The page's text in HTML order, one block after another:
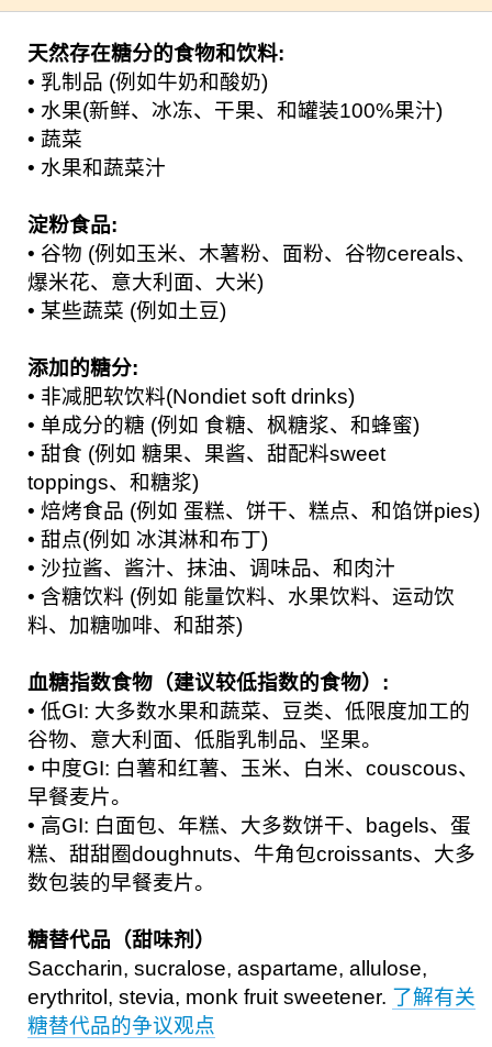
天然存在糖分的食物和饮料:
• 乳制品 (例如牛奶和酸奶)
• 水果(新鲜、冰冻、干果、和罐装100%果汁)
• 蔬菜
• 水果和蔬菜汁
淀粉食品:
• 谷物 (例如玉米、木薯粉、面粉、谷物cereals、
爆米花、意大利面、大米)
• 某些蔬菜 (例如土豆)
添加的糖分:
• 非减肥软饮料(Nondiet soft drinks)
• 单成分的糖 (例如 食糖、枫糖浆、和蜂蜜)
• 甜食 (例如 糖果、果酱、甜配料sweet
toppings、和糖浆)
• 焙烤食品 (例如 蛋糕、饼干、糕点、和馅饼pies)
• 甜点(例如 冰淇淋和布丁)
• 沙拉酱、酱汁、抹油、调味品、和肉汁
• 含糖饮料 (例如 能量饮料、水果饮料、运动饮
料、加糖咖啡、和甜茶)
血糖指数食物（建议较低指数的食物）:
• 低GI: 大多数水果和蔬菜、豆类、低限度加工的
谷物、意大利面、低脂乳制品、坚果。
• 中度GI: 白薯和红薯、玉米、白米、couscous、
早餐麦片。
• 高GI: 白面包、年糕、大多数饼干、bagels、蛋
糕、甜甜圈doughnuts、牛角包croissants、大多
数包装的早餐麦片。
糖替代品（甜味剂）
Saccharin, sucralose, aspartame, allulose,
erythritol, stevia, monk fruit sweetener. 了解有关
糖替代品的争议观点